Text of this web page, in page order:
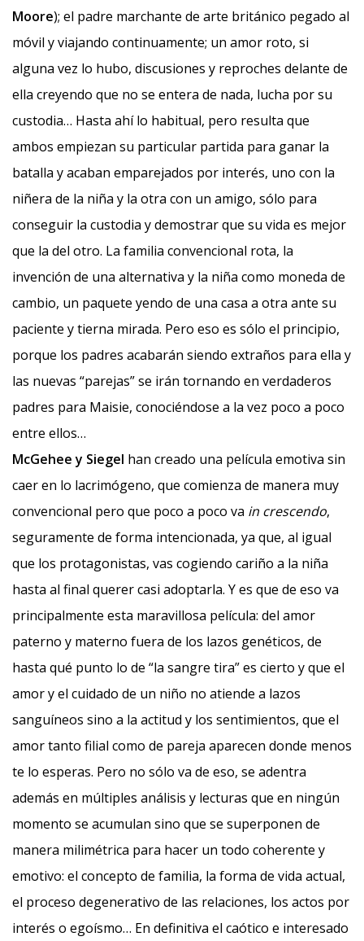
Moore); el padre marchante de arte británico pegado al
móvil y viajando continuamente; un amor roto, si
alguna vez lo hubo, discusiones y reproches delante de
ella creyendo que no se entera de nada, lucha por su
custodia… Hasta ahí lo habitual, pero resulta que
ambos empiezan su particular partida para ganar la
batalla y acaban emparejados por interés, uno con la
niñera de la niña y la otra con un amigo, sólo para
conseguir la custodia y demostrar que su vida es mejor
que la del otro. La familia convencional rota, la
invención de una alternativa y la niña como moneda de
cambio, un paquete yendo de una casa a otra ante su
paciente y tierna mirada. Pero eso es sólo el principio,
porque los padres acabarán siendo extraños para ella y
las nuevas “parejas” se irán tornando en verdaderos
padres para Maisie, conociéndose a la vez poco a poco
entre ellos…
McGehee y Siegel han creado una película emotiva sin
caer en lo lacrimógeno, que comienza de manera muy
convencional pero que poco a poco va in crescendo,
seguramente de forma intencionada, ya que, al igual
que los protagonistas, vas cogiendo cariño a la niña
hasta al final querer casi adoptarla. Y es que de eso va
principalmente esta maravillosa película: del amor
paterno y materno fuera de los lazos genéticos, de
hasta qué punto lo de “la sangre tira” es cierto y que el
amor y el cuidado de un niño no atiende a lazos
sanguíneos sino a la actitud y los sentimientos, que el
amor tanto filial como de pareja aparecen donde menos
te lo esperas. Pero no sólo va de eso, se adentra
además en múltiples análisis y lecturas que en ningún
momento se acumulan sino que se superponen de
manera milimétrica para hacer un todo coherente y
emotivo: el concepto de familia, la forma de vida actual,
el proceso degenerativo de las relaciones, los actos por
interés o egoísmo… En definitiva el caótico e interesado